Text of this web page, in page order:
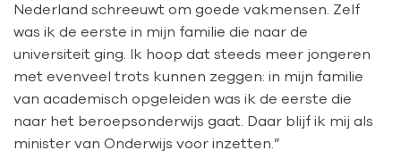
Nederland schreeuwt om goede vakmensen. Zelf
was ik de eerste in mijn familie die naar de
universiteit ging. Ik hoop dat steeds meer jongeren
met evenveel trots kunnen zeggen: in mijn familie
van academisch opgeleiden was ik de eerste die
naar het beroepsonderwijs gaat. Daar blijf ik mij als
minister van Onderwijs voor inzetten.”